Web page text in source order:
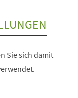
Sie sich damit